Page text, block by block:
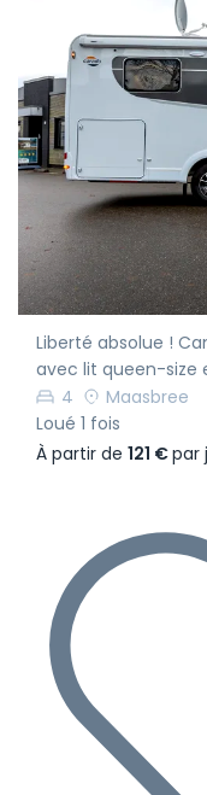
Liberté absolue !
avec lit queen-size
4
Maasbree
Loué 1 fois
À partir de 121 €par